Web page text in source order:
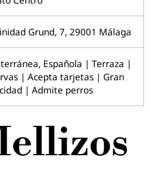
Grund, 7, 29001 Málaga
Española | Terraza |
| Acepta tarjetas | Gran
| Admite perros